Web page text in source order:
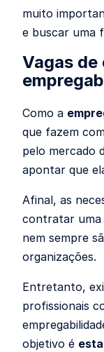
muito
e buscar uma
Vagas de
Como a
que fazem
pelo mercado
apontar que
Afinal, as
contratar uma
nem sempre
organizações.
Entretanto,
profissionais
objetivo é